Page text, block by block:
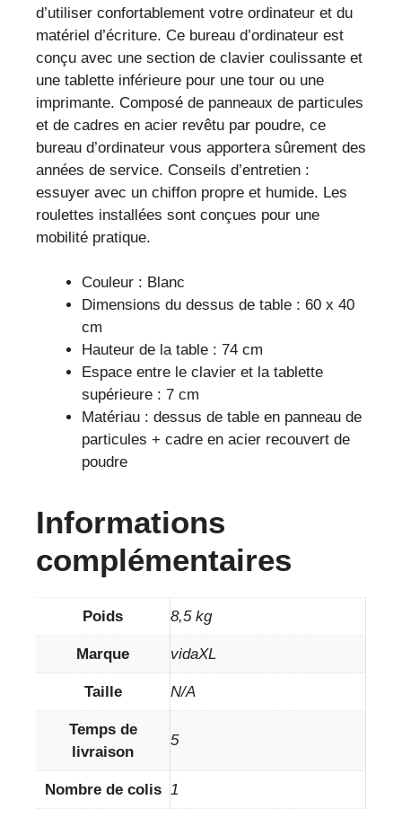
d’utiliser confortablement votre ordinateur et du
matériel d’écriture. Ce bureau d’ordinateur est
conçu avec une section de clavier coulissante et
une tablette inférieure pour une tour ou une
imprimante. Composé de panneaux de particules
et de cadres en acier revêtu par poudre, ce
bureau d’ordinateur vous apportera sûrement des
années de service. Conseils d’entretien :
essuyer avec un chiffon propre et humide. Les
roulettes installées sont conçues pour une
mobilité pratique.
Couleur : Blanc
Dimensions du dessus de table : 60 x 40
cm
Hauteur de la table : 74 cm
Espace entre le clavier et la tablette
supérieure : 7 cm
Matériau : dessus de table en panneau de
particules + cadre en acier recouvert de
poudre
Informations
complémentaires
Poids 8,5 kg
Marque vidaXL
Taille N/A
Temps de
livraison
5
Nombre de colis 1